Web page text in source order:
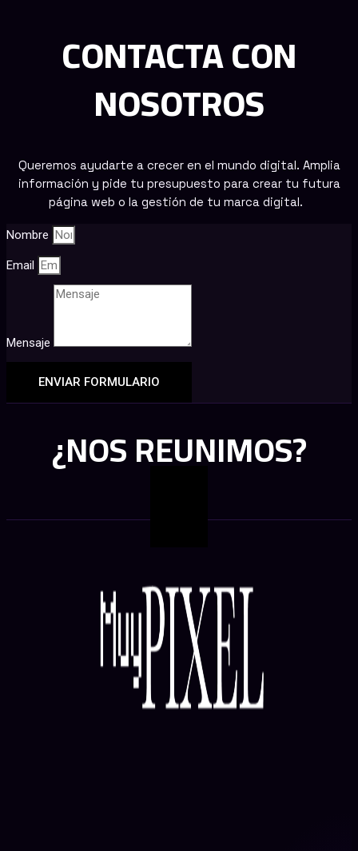
CONTACTA CON
NOSOTROS
Queremos ayudarte a crecer en el mundo digital. Amplia
información y pide tu presupuesto para crear tu futura
página web o la gestión de tu marca digital.
Nombre
Email
Mensaje
ENVIAR FORMULARIO
¿NOS REUNIMOS?